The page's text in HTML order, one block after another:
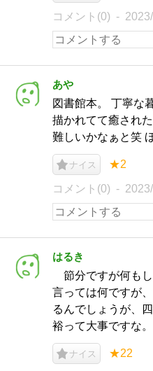
コメント(0)
あや
図書館本。 丁寧な
描かれてて癒され
難しいかなぁと笑
ナイス ★2
コメント(0)
はるき
節分ですが何もし
言っては何ですが
るんでしょうが、
裕って大事ですな。
ナイス ★22